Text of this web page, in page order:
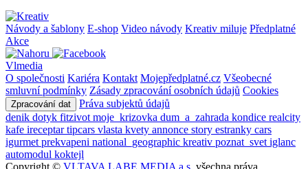
Návody a šablony E-shop Video návody Kreativ miluje Předplatné
Akce
Vlmedia
O společnosti Kariéra Kontakt Mojepředplatné.cz Všeobecné
smluvní podmínky Zásady zpracování osobních údajů Cookies
Zpracování dat
Práva subjektů údajů
denik dotyk fitzivot moje_krizovka dum_a_zahrada kondice realcity
kafe ireceptartipcars vlasta kvety annonce story estranky cars
igurmet prekvapeni national_geographic kreativ poznat_svet iglanc
automodul koktejl